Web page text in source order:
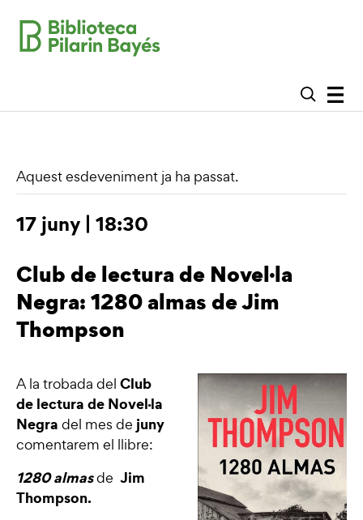
Aquest esdeveniment ja ha passat.
17 juny | 18:30
Club de lectura de Novel·la
Negra: 1280 almas de Jim
Thompson
A la trobada del Club
de lectura de Novel·la
Negra del mes de juny
comentarem el llibre:
1280 almasde Jim
Thompson.